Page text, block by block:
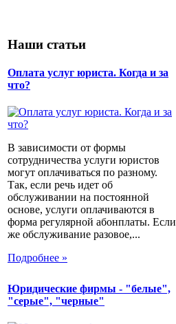
Наши статьи
Оплата услуг юриста. Когда и за
что?
В зависимости от формы
сотрудничества услуги юристов
могут оплачиваться по разному.
Так, если речь идет об
обслуживании на постоянной
основе, услуги оплачиваются в
форма регулярной абонплаты. Если
же обслуживание разовое,...
Подробнее »
Юридические фирмы - "белые",
"серые", "черные"